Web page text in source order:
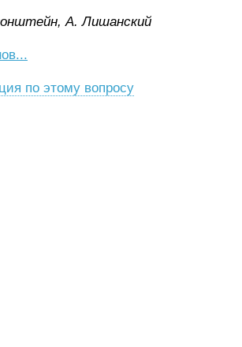
A. Лишaнcкий
по этому вопросу